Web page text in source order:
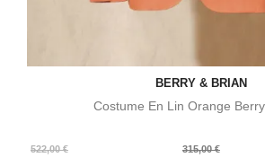
BERRY & BRIAN
Costume En Lin Orange
522,00 €
Prix
315,00 €
Prix